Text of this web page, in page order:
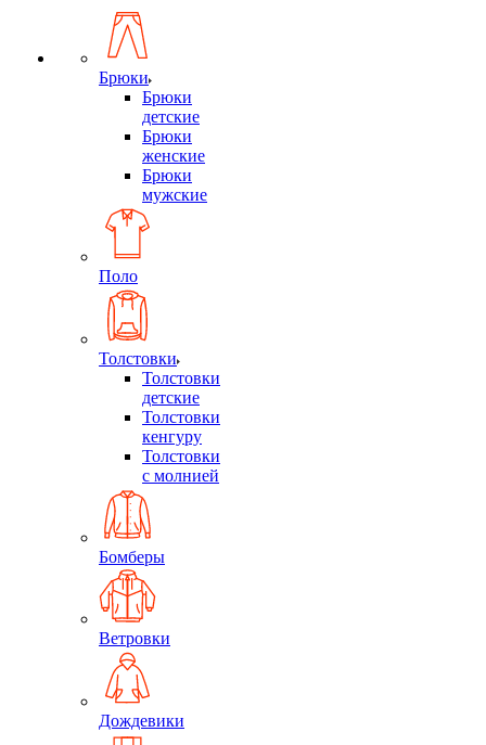
Брюки
Брюки
детские
Брюки
женские
Брюки
мужские
Поло
Толстовки
Толстовки
детские
Толстовки
кенгуру
Толстовки
с молнией
Бомберы
Ветровки
Дождевики